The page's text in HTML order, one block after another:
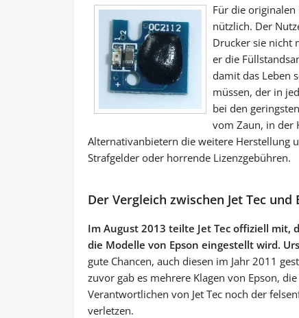
Für die
nützlich. Der
Drucker sie nicht
er die
damit das Leben
müssen, der in
bei den
vom Zaun, in der
Alternativanbietern die weitere Herstellung
Strafgelder oder horrende Lizenzgebühren.
Der Vergleich zwischen Jet Tec und
Im August 2013 teilte Jet Tec offiziell
die Modelle von Epson eingestellt wird.
gute Chancen, auch diesen im Jahr 2011
zuvor gab es mehrere Klagen von Epson,
Verantwortlichen von Jet Tec noch der
verletzen.